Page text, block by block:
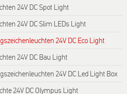
24V DC Spot Light
24V DC Slim LEDs Light
24V DC Eco Light
24V DC Bau Light
24V DC Led Light Box
24V DC Olympus Light